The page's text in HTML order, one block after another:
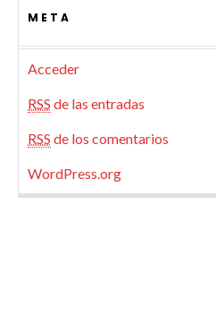
META
Acceder
RSS de las entradas
RSS de los comentarios
WordPress.org